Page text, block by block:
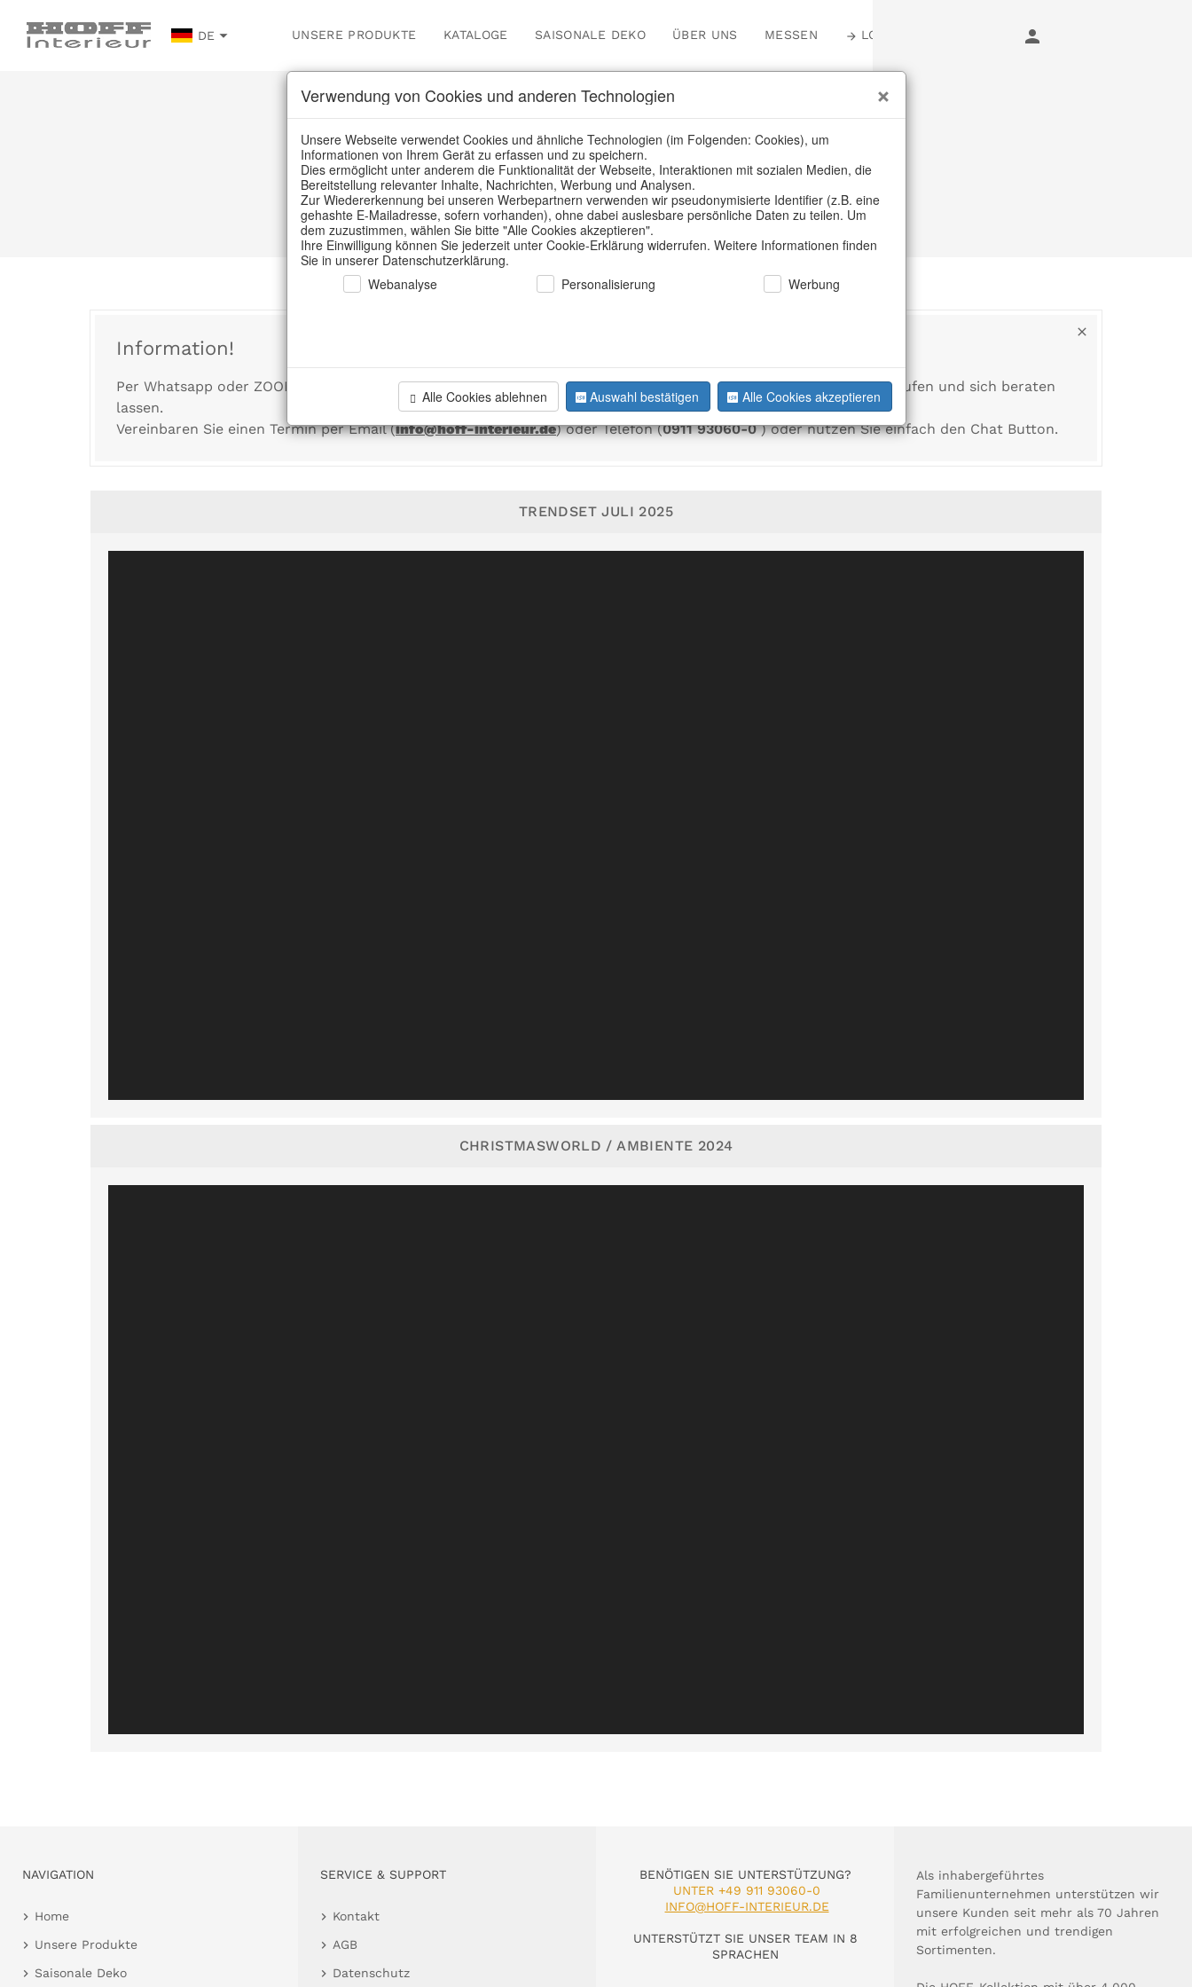
DE UNSERE PRODUKTE KATALOGE SAISONALE DEKO ÜBER UNS MESSEN LOGIN
3D Showroom
Home/3D Showroom
Information!
Per Whatsapp oder ZOOM können Sie jetzt sofort mit einem unserer Verkaufsmitarbeiter durch das Showroom laufen und sich beraten
lassen.
Vereinbaren Sie einen Termin per Email (info@hoff-interieur.de) oder Telefon (0911 93060-0) oder nutzen Sie einfach den Chat Button.
TRENDSET JULI 2025
CHRISTMASWORLD / AMBIENTE 2024
NAVIGATION
Home
Unsere Produkte
Saisonale Deko
SERVICE & SUPPORT
Kontakt
AGB
Datenschutz
BENÖTIGEN SIE UNTERSTÜTZUNG?
UNTER +49 911 93060-0
INFO@HOFF-INTERIEUR.DE
UNTERSTÜTZT SIE UNSER TEAM IN 8
SPRACHEN
Als inhabergeführtes
Familienunternehmen unterstützen wir
unsere Kunden seit mehr als 70 Jahren
mit erfolgreichen und trendigen
Sortimenten.
Verwendung von Cookies und anderen Technologien
Unsere Webseite verwendet Cookies und ähnliche Technologien (im Folgenden: Cookies), um
Informationen von Ihrem Gerät zu erfassen und zu speichern.
Dies ermöglicht unter anderem die Funktionalität der Webseite, Interaktionen mit sozialen Medien, die
Bereitstellung relevanter Inhalte, Nachrichten, Werbung und Analysen.
Zur Wiedererkennung bei unseren Werbepartnern verwenden wir pseudonymisierte Identifier (z.B. eine
gehashte E-Mailadresse, sofern vorhanden), ohne dabei auslesbare persönliche Daten zu teilen. Um
dem zuzustimmen, wählen Sie bitte "Alle Cookies akzeptieren".
Ihre Einwilligung können Sie jederzeit unter Cookie-Erklärung widerrufen. Weitere Informationen finden
Sie in unserer Datenschutzerklärung.
Webanalyse
Personalisierung Werbung
Alle Cookies ablehnen Auswahl bestätigen Alle Cookies akzeptieren